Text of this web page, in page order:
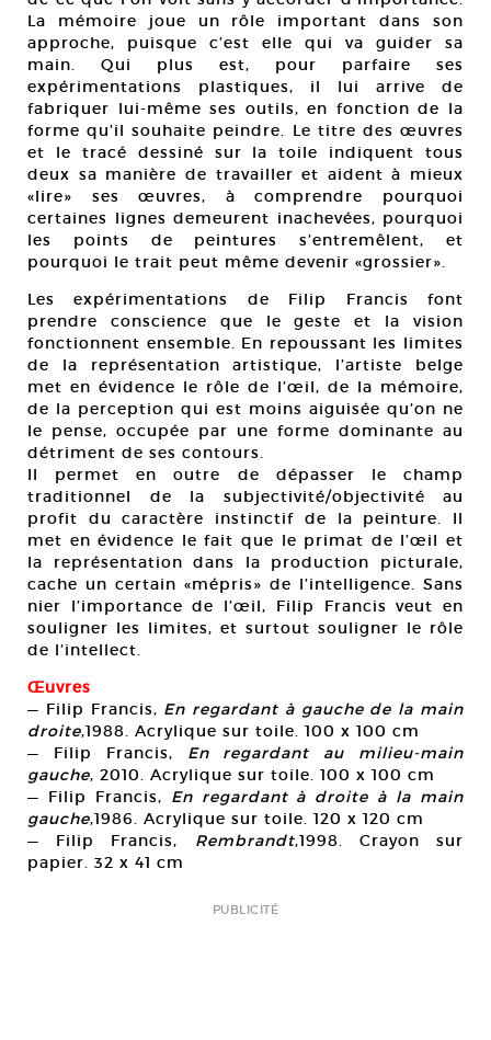
La mémoire joue un rôle important dans son
approche, puisque c’est elle qui va guider sa
main. Qui plus est, pour parfaire ses
expérimentations plastiques, il lui arrive de
fabriquer lui-même ses outils, en fonction de la
forme qu’il souhaite peindre. Le titre des œuvres
et le tracé dessiné sur la toile indiquent tous
deux sa manière de travailler et aident à mieux
«lire» ses œuvres, à comprendre pourquoi
certaines lignes demeurent inachevées, pourquoi
les points de peintures s’entremêlent, et
pourquoi le trait peut même devenir «grossier».
Les expérimentations de Filip Francis font
prendre conscience que le geste et la vision
fonctionnent ensemble. En repoussant les limites
de la représentation artistique, l’artiste belge
met en évidence le rôle de l’œil, de la mémoire,
de la perception qui est moins aiguisée qu’on ne
le pense, occupée par une forme dominante au
détriment de ses contours.
Il permet en outre de dépasser le champ
traditionnel de la subjectivité/objectivité au
profit du caractère instinctif de la peinture. Il
met en évidence le fait que le primat de l’œil et
la représentation dans la production picturale,
cache un certain «mépris» de l’intelligence. Sans
nier l’importance de l’œil, Filip Francis veut en
souligner les limites, et surtout souligner le rôle
de l’intellect.
Œuvres
— Filip Francis, En regardant à gauche de la main
droite,1988. Acrylique sur toile. 100 x 100 cm
— Filip Francis, En regardant au milieu-main
gauche, 2010. Acrylique sur toile. 100 x 100 cm
— Filip Francis, En regardant à droite à la main
gauche,1986. Acrylique sur toile. 120 x 120 cm
— Filip Francis, Rembrandt,1998. Crayon sur
papier. 32 x 41 cm
PUBLICITÉ